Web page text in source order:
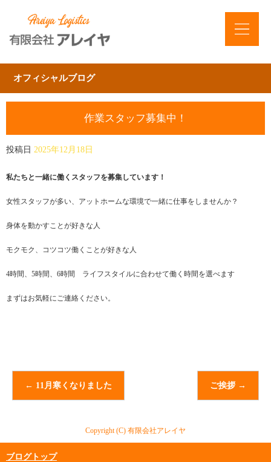
オフィシャルブログ
作業スタッフ募集中！
投稿日 2025年12月18日
私たちと一緒に働くスタッフを募集しています！
女性スタッフが多い、アットホームな環境で一緒に仕事をしませんか？
身体を動かすことが好きな人
モクモク、コツコツ働くことが好きな人
4時間、5時間、6時間 ライフスタイルに合わせて働く時間を選べます
まずはお気軽にご連絡ください。
← 11月寒くなりました ご挨拶 →
Copyright (C) 有限会社アレイヤ
ブログトップ